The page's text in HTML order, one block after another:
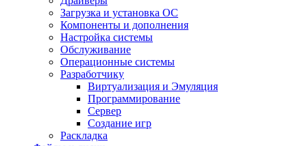
Загрузка и установка ОС
Компоненты и дополнения
Настройка системы
Обслуживание
Операционные системы
Разработчику
Виртуализация и Эмуляция
Программирование
Сервер
Создание игр
Раскладка